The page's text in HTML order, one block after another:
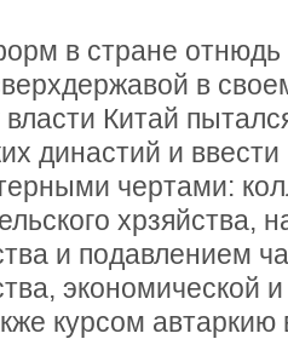
в стране отнюдь
в
Китай
династий и
чертами:
хрзяйства,
и подавлением
экономической
курсом автаркию